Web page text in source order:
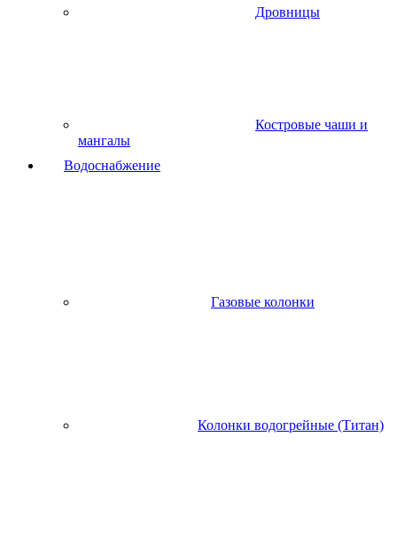
Дровницы
Костровые чаши и
мангалы
Водоснабжение
Газовые колонки
Колонки водогрейные (Титан)